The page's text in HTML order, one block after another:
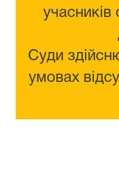
учасників
Суди
умовах